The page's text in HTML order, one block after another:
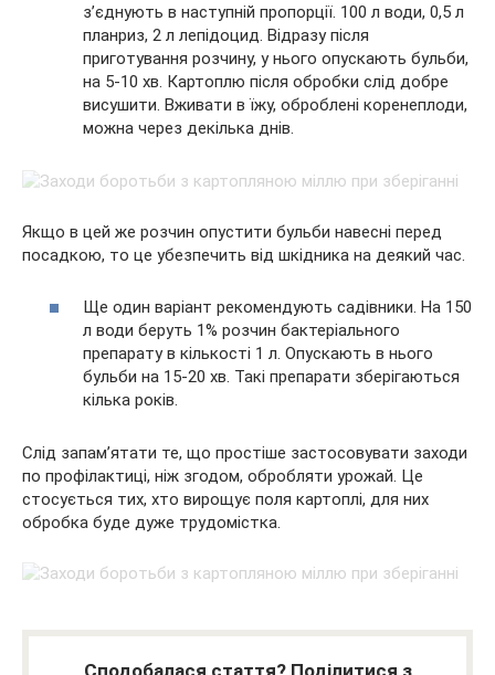
з’єднують в наступній пропорції. 100 л води, 0,5 л
планриз, 2 л лепідоцид. Відразу після
приготування розчину, у нього опускають бульби,
на 5-10 хв. Картоплю після обробки слід добре
висушити. Вживати в їжу, оброблені коренеплоди,
можна через декілька днів.
Якщо в цей же розчин опустити бульби навесні перед
посадкою, то це убезпечить від шкідника на деякий час.
Ще один варіант рекомендують садівники. На 150
л води беруть 1% розчин бактеріального
препарату в кількості 1 л. Опускають в нього
бульби на 15-20 хв. Такі препарати зберігаються
кілька років.
Слід запам’ятати те, що простіше застосовувати заходи
по профілактиці, ніж згодом, обробляти урожай. Це
стосується тих, хто вирощує поля картоплі, для них
обробка буде дуже трудомістка.
Сподобалася стаття? Поділитися з